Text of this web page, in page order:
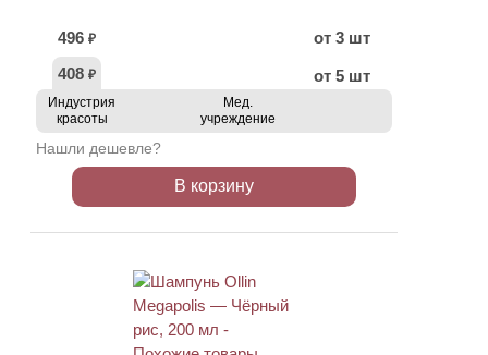
496 ₽
от 3 шт
408 ₽ от 5 шт
Индустрия
красоты
Мед.
учреждение
Нашли дешевле?
В корзину